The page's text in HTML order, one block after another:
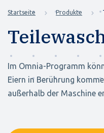
Startseite Produkte
Im Omnia-Programm
Eiern in Berührung
außerhalb der Maschine